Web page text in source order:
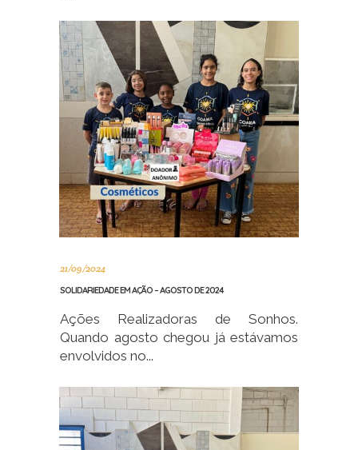
21/09/2024
SOLIDARIEDADE EM AÇÃO – AGOSTO DE 2024
Ações Realizadoras de Sonhos.
Quando agosto chegou já estávamos
envolvidos no...